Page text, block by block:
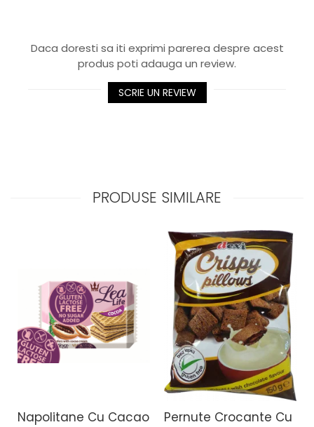
Daca doresti sa iti exprimi parerea despre acest
produs poti adauga un review.
SCRIE UN REVIEW
PRODUSE SIMILARE
Napolitane Cu Cacao - Lea Life 95g
Pernute Crocante Cu